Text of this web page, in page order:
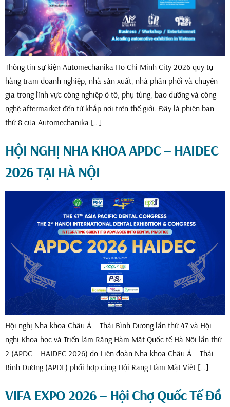
Thông tin sự kiện Automechanika Ho Chi Minh City 2026 quy tụ
hàng trăm doanh nghiệp, nhà sản xuất, nhà phân phối và chuyên
gia trong lĩnh vực công nghiệp ô tô, phụ tùng, bảo dưỡng và công
nghệ aftermarket đến từ khắp nơi trên thế giới. Đây là phiên bản
thứ 8 của Automechanika […]
HỘI NGHỊ NHA KHOA APDC – HAIDEC
2026 TẠI HÀ NỘI
Hội nghị Nha khoa Châu Á – Thái Bình Dương lần thứ 47 và Hội
nghị Khoa học và Triển lãm Răng Hàm Mặt Quốc tế Hà Nội lần thứ
2 (APDC – HAIDEC 2026) do Liên đoàn Nha khoa Châu Á – Thái
Bình Dương (APDF) phối hợp cùng Hội Răng Hàm Mặt Việt […]
VIFA EXPO 2026 – Hội Chợ Quốc Tế Đồ